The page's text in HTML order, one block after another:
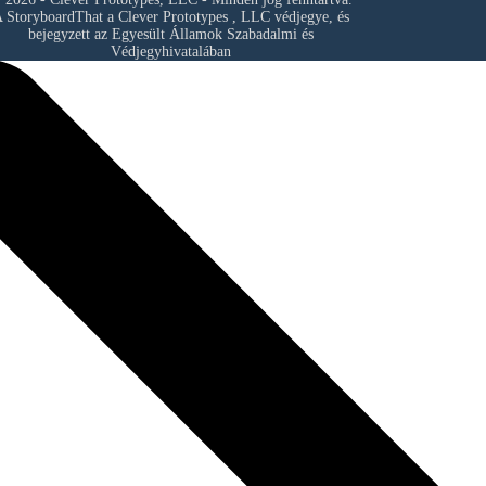
StoryboardThat a Clever Prototypes , LLC védjegye, és
bejegyzett az Egyesült Államok Szabadalmi és
Védjegyhivatalában